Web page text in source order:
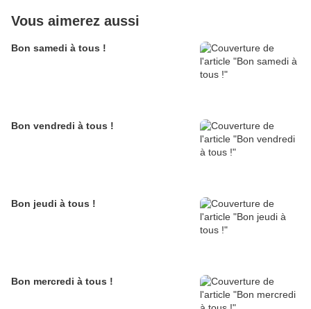
Vous aimerez aussi
Bon samedi à tous !
Bon vendredi à tous !
Bon jeudi à tous !
Bon mercredi à tous !